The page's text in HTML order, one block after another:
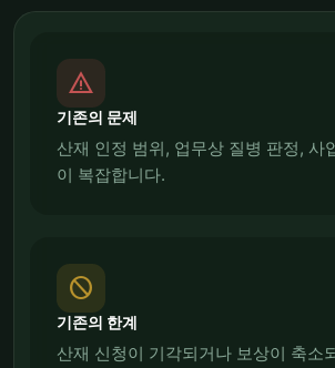
report_problem
기존의 문제
산재 인정 범위, 업무상 질병 판정, 사
이 복잡합니다.
block
기존의 한계
산재 신청이 기각되거나 보상이 축소